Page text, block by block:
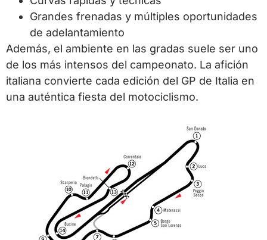
Grandes frenadas y múltiples oportunidades
de adelantamiento
Además, el ambiente en las gradas suele ser uno
de los más intensos del campeonato. La afición
italiana convierte cada edición del GP de Italia en
una auténtica fiesta del motociclismo.